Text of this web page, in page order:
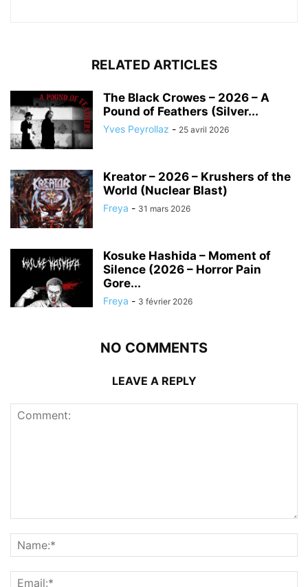
RELATED ARTICLES
The Black Crowes – 2026 – A
Pound of Feathers (Silver...
Yves Peyrollaz - 25 avril 2026
Kreator – 2026 – Krushers of the
World (Nuclear Blast)
Freya - 31 mars 2026
Kosuke Hashida – Moment of
Silence (2026 – Horror Pain
Gore...
Freya - 3 février 2026
NO COMMENTS
LEAVE A REPLY